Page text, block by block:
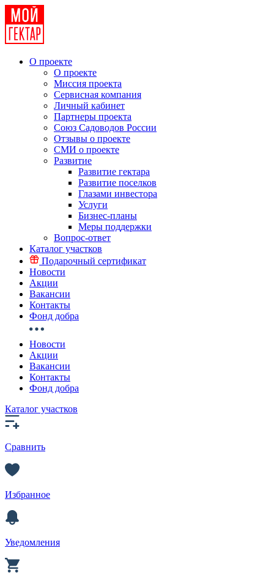
О проекте
О проекте
Миссия проекта
Сервисная компания
Личный кабинет
Партнеры проекта
Союз Садоводов России
Отзывы о проекте
СМИ о проекте
Развитие
Развитие гектара
Развитие поселков
Глазами инвестора
Услуги
Бизнес-планы
Меры поддержки
Вопрос-ответ
Каталог участков
Подарочный сертификат
Новости
Акции
Вакансии
Контакты
Фонд добра
Новости
Акции
Вакансии
Контакты
Фонд добра
Каталог участков
Сравнить
Избранное
Уведомления